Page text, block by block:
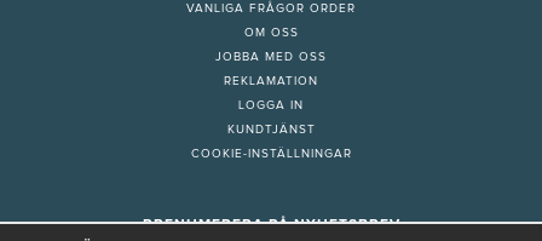
VANLIGA FRÅGOR ORDER
OM OSS
JOBBA MED OSS
REKLAMATION
LOGGA IN
KUNDTJÄNST
COOKIE-INSTÄLLNINGAR
PRENUMERERA PÅ NYHETSBREV